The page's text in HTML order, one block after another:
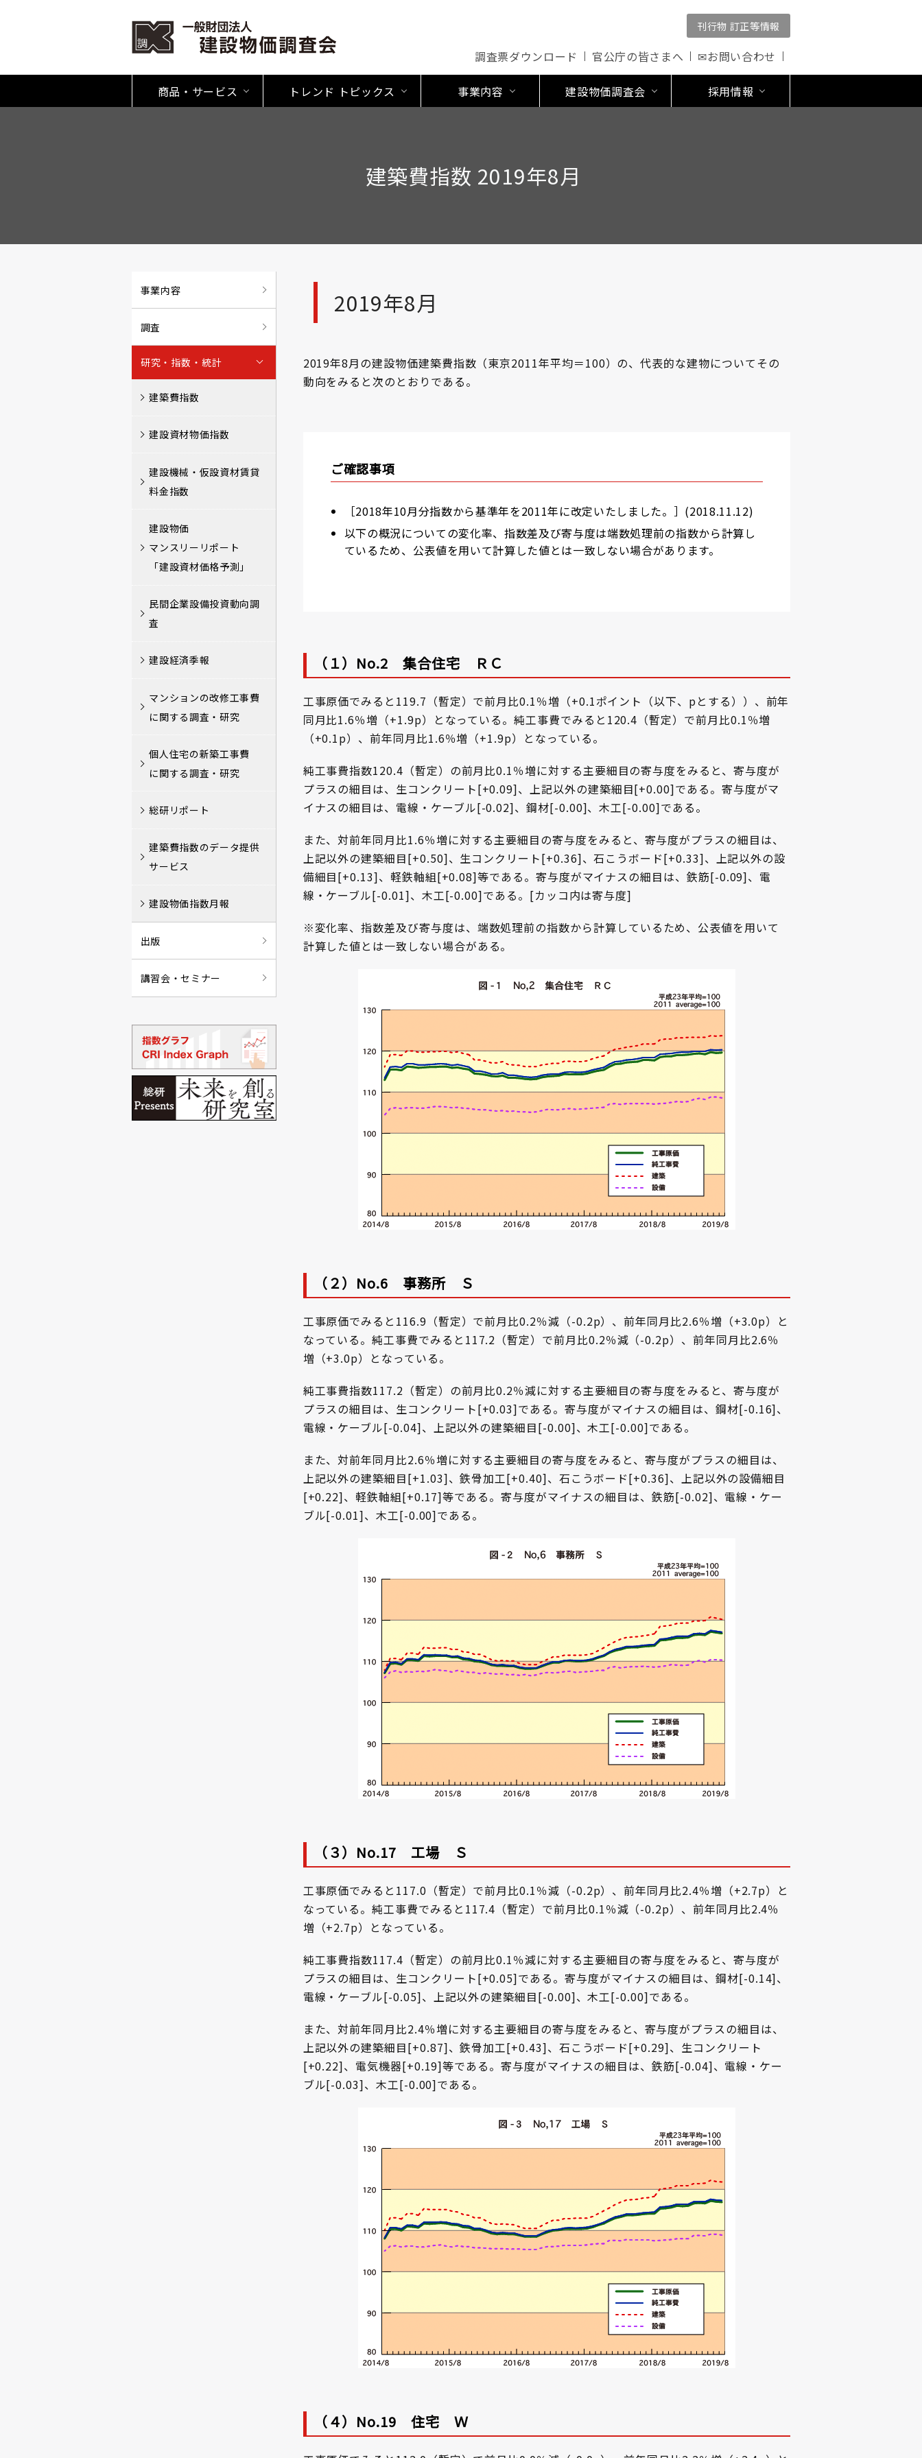
刊行物 訂正等情報
調査票ダウンロード 官公庁の皆さまへ ✉お問い合わせ
商品・サービス トレンド トピックス 事業内容 建設物価調査会 採用情報
建築費指数 2019年8月
事業内容
調査
研究・指数・統計
建築費指数
建設資材物価指数
建設機械・仮設資材賃貸
料金指数
建設物価
マンスリーリポート
「建設資材価格予測」
民間企業設備投資動向調
査
建設経済季報
マンションの改修工事費
に関する調査・研究
個人住宅の新築工事費
に関する調査・研究
総研リポート
建築費指数のデータ提供
サービス
建設物価指数月報
出版
講習会・セミナー
2019年8月
2019年8月の建設物価建築費指数（東京2011年平均＝100）の、代表的な建物についてその
動向をみると次のとおりである。
ご確認事項
［2018年10月分指数から基準年を2011年に改定いたしました。］(2018.11.12)
以下の概況についての変化率、指数差及び寄与度は端数処理前の指数から計算し
ているため、公表値を用いて計算した値とは一致しない場合があります。
（１）No.2 集合住宅 ＲＣ
工事原価でみると119.7（暫定）で前月比0.1％増（+0.1ポイント（以下、pとする））、前年
同月比1.6％増（+1.9p）となっている。純工事費でみると120.4（暫定）で前月比0.1％増
（+0.1p）、前年同月比1.6％増（+1.9p）となっている。
純工事費指数120.4（暫定）の前月比0.1％増に対する主要細目の寄与度をみると、寄与度が
プラスの細目は、生コンクリート[+0.09]、上記以外の建築細目[+0.00]である。寄与度がマ
イナスの細目は、電線・ケーブル[-0.02]、鋼材[-0.00]、木工[-0.00]である。
また、対前年同月比1.6％増に対する主要細目の寄与度をみると、寄与度がプラスの細目は、
上記以外の建築細目[+0.50]、生コンクリート[+0.36]、石こうボード[+0.33]、上記以外の設
備細目[+0.13]、軽鉄軸組[+0.08]等である。寄与度がマイナスの細目は、鉄筋[-0.09]、電
線・ケーブル[-0.01]、木工[-0.00]である。[カッコ内は寄与度]
※変化率、指数差及び寄与度は、端数処理前の指数から計算しているため、公表値を用いて
計算した値とは一致しない場合がある。
（２）No.6 事務所 Ｓ
工事原価でみると116.9（暫定）で前月比0.2％減（-0.2p）、前年同月比2.6％増（+3.0p）と
なっている。純工事費でみると117.2（暫定）で前月比0.2％減（-0.2p）、前年同月比2.6％
増（+3.0p）となっている。
純工事費指数117.2（暫定）の前月比0.2％減に対する主要細目の寄与度をみると、寄与度が
プラスの細目は、生コンクリート[+0.03]である。寄与度がマイナスの細目は、鋼材[-0.16]、
電線・ケーブル[-0.04]、上記以外の建築細目[-0.00]、木工[-0.00]である。
また、対前年同月比2.6％増に対する主要細目の寄与度をみると、寄与度がプラスの細目は、
上記以外の建築細目[+1.03]、鉄骨加工[+0.40]、石こうボード[+0.36]、上記以外の設備細目
[+0.22]、軽鉄軸組[+0.17]等である。寄与度がマイナスの細目は、鉄筋[-0.02]、電線・ケー
ブル[-0.01]、木工[-0.00]である。
（３）No.17 工場 Ｓ
工事原価でみると117.0（暫定）で前月比0.1％減（-0.2p）、前年同月比2.4％増（+2.7p）と
なっている。純工事費でみると117.4（暫定）で前月比0.1％減（-0.2p）、前年同月比2.4％
増（+2.7p）となっている。
純工事費指数117.4（暫定）の前月比0.1％減に対する主要細目の寄与度をみると、寄与度が
プラスの細目は、生コンクリート[+0.05]である。寄与度がマイナスの細目は、鋼材[-0.14]、
電線・ケーブル[-0.05]、上記以外の建築細目[-0.00]、木工[-0.00]である。
また、対前年同月比2.4％増に対する主要細目の寄与度をみると、寄与度がプラスの細目は、
上記以外の建築細目[+0.87]、鉄骨加工[+0.43]、石こうボード[+0.29]、生コンクリート
[+0.22]、電気機器[+0.19]等である。寄与度がマイナスの細目は、鉄筋[-0.04]、電線・ケー
ブル[-0.03]、木工[-0.00]である。
（４）No.19 住宅 Ｗ